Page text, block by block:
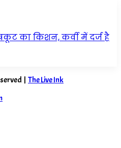
का किशन, कर्वी में दर्ज है
| The Live Ink